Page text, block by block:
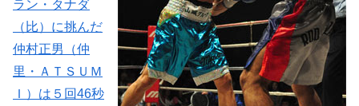
ラン・タナダ
（比）に挑んだ
仲村正男（仲
里・ＡＴＳＵＭ
Ｉ）は５回46秒